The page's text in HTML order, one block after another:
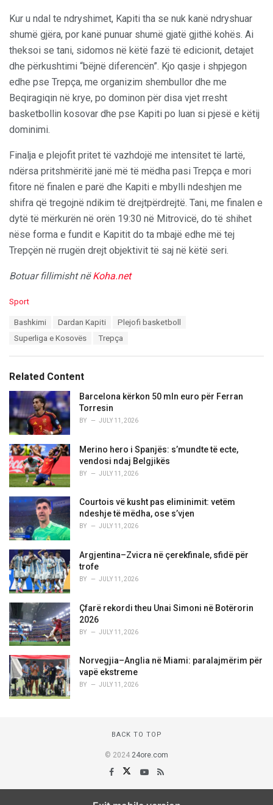
Kur u ndal te ndryshimet, Kapiti tha se nuk kanë ndryshuar
shumë gjëra, por kanë punuar shumë gjatë gjithë kohës. Ai
theksoi se tani, sidomos në këtë fazë të edicionit, detajet
dhe përkushtimi “bëjnë diferencën”. Kjo qasje i shpjegon
edhe pse Trepça, me organizim shembullor dhe me
Beqiragiqin në krye, po dominon për disa vjet rresht
basketbollin kosovar dhe pse Kapiti po luan si pjesë e këtij
dominimi.
Finalja e plejofit pritet të vazhdojë me intensitet të lartë,
ndërsa pritshmëritë janë më të mëdha pasi Trepça e mori
fitore në finalen e parë dhe Kapiti e mbylli ndeshjen me
shifra që tregojnë ndikim të drejtpërdrejtë. Tani, me finalen e
dytë të mërkurën në orën 19:30 në Mitrovicë, do të shihet
nëse forma e fundit e Kapitit do ta mbajë edhe më tej
Trepçën në rrugën drejt objektivit të saj në këtë seri.
Botuar fillimisht nëKoha.net
C
i
e
s
:
Sport
Bashkimi Dardan Kapiti
Plejofi basketboll
Superliga e Kosovës
Trepça
Related Content
Barcelona kërkon 50 mln euro për Ferran
Torresin
BY JULY 11, 2026
Merino hero i Spanjës: s’mundte të ecte,
vendosi ndaj Belgjikës
BY JULY 11, 2026
Courtois vë kusht pas eliminimit: vetëm
ndeshje të mëdha, ose s’vjen
BY JULY 11, 2026
Argjentina–Zvicra në çerekfinale, sfidë për
trofe
BY JULY 11, 2026
Çfarë rekordi theu Unai Simoni në Botërorin
2026
BY JULY 11, 2026
Norvegjia–Anglia në Miami: paralajmërim për
vapë ekstreme
BY JULY 11, 2026
BACK TO TOP
© 2024 24ore.com